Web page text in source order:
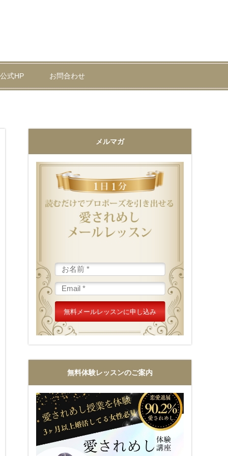
公式HP お問合わせ
！読むだけでプロポーズを引き寄せる恋めしメール
メルマガ
無料体験レッスンのご案内